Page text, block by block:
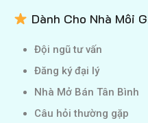
Dành Cho Nhà Môi
Đội ngũ tư vấn
Đăng ký đại lý
Nhà Mở Bán Tân Bình
Câu hỏi thường gặp